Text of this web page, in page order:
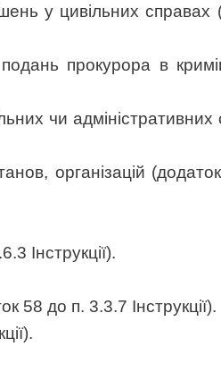
у цивільних
прокурора в
чи
організацій
Інструкції).
58 до п. 3.3.7 Інструкції).